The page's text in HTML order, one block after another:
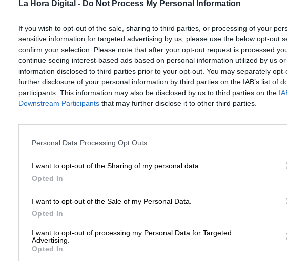
La Hora Digital - Do Not Process My Personal Information
If you wish to opt-out of the sale, sharing to third parties, or processing of your
sensitive information for targeted advertising by us, please use the below opt-out
confirm your selection. Please note that after your opt-out request is processed
continue seeing interest-based ads based on personal information utilized by us
information disclosed to third parties prior to your opt-out. You may separately
further disclosure of your personal information by third parties on the IAB’s list of
participants. This information may also be disclosed by us to third parties on the
Downstream Participants that may further disclose it to other third parties.
Personal Data Processing Opt Outs
I want to opt-out of the Sharing of my personal data.
Opted In
I want to opt-out of the Sale of my Personal Data.
Opted In
I want to opt-out of processing my Personal Data for Targeted
Advertising.
Opted In
Press
'antiacosadores' en el derecho al aborto que ya
Más artículos de este autor
viernes, 12 de noviembre de 2021
El Congreso votará hoy a favor de
penalizar el acoso en clínicas
Senado para su posterior aprobación
Más artículos de este autor
jueves, 3 de febrero de 2022
El Congreso saca adelante la
Código Penal que condena el